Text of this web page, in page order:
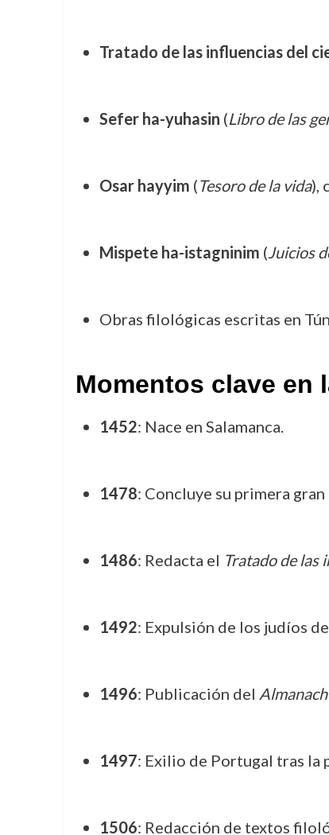
Tratado de las influencias del
Sefer ha-yuhasin (Libro de las
Osar hayyim (Tesoro de la vida),
Mispete ha-istagninim (Juicios
Obras filológicas escritas en
Momentos clave en
1452: Nace en Salamanca.
1478: Concluye su primera
1486: Redacta el Tratado de las
1492: Expulsión de los judíos
1496: Publicación del
1497: Exilio de Portugal tras la
1506: Redacción de textos